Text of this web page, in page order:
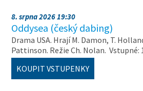
8. srpna 2026 19:30
Oddysea (český dabing)
Drama USA. Hrají M. Damon, T.
Pattinson. Režie Ch. Nolan. Vstupné:
KOUPIT VSTUPENKY